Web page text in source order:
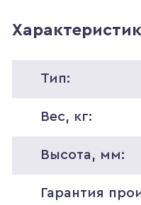
Тип:
Вес, кг:
Высота, мм:
Гарантия